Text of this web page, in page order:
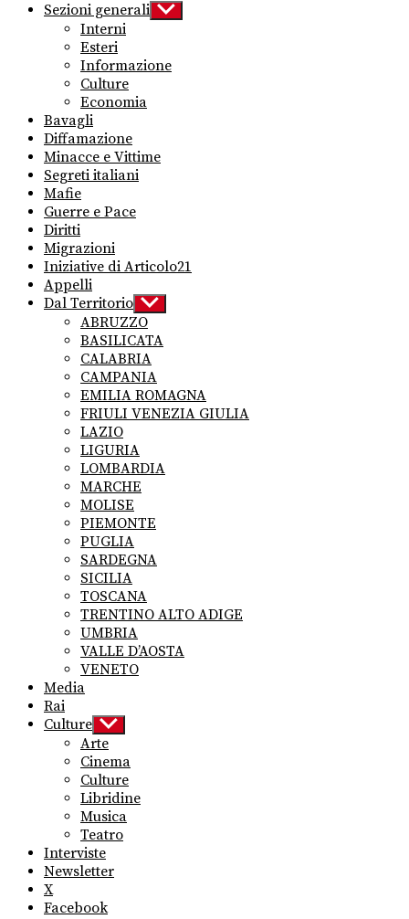
Sezioni generali Show
sub
Interni
Esteri
Informazione
Culture
Economia
Bavagli
Diffamazione
Minacce e Vittime
Segreti italiani
Mafie
Guerre e Pace
Diritti
Migrazioni
Iniziative di Articolo21
Appelli
Dal Territorio Show
sub
menu
ABRUZZO
BASILICATA
CALABRIA
CAMPANIA
EMILIA ROMAGNA
FRIULI VENEZIA GIULIA
LAZIO
LIGURIA
LOMBARDIA
MARCHE
MOLISE
PIEMONTE
PUGLIA
SARDEGNA
SICILIA
TOSCANA
TRENTINO ALTO ADIGE
UMBRIA
VALLE D’AOSTA
VENETO
Media
Rai
Culture Show
sub
menu
Arte
Cinema
Culture
Libridine
Musica
Teatro
Interviste
Newsletter
X
Facebook